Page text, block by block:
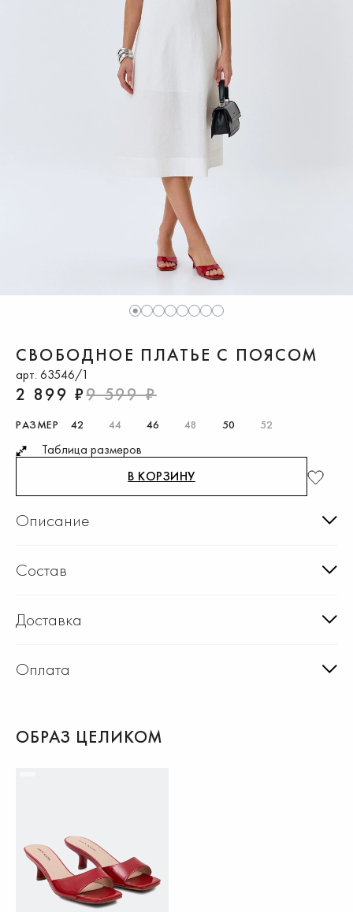
1 2 3 4 5 6 7 8
СВОБОДНОЕ ПЛАТЬЕ С ПОЯСОМ
арт. 63546/1
2 899 ₽9 599 ₽
РАЗМЕР 42 44 46 48 50 52
Таблица размеров
В КОРЗИНУ
Описание
Состав
Доставка
Оплата
ОБРАЗ ЦЕЛИКОМ